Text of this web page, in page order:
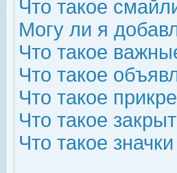
Что такое
Могу ли я
Что такое
Что такое
Что такое
Что такое
Что такое